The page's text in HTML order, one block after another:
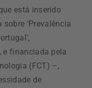
está inserido
‘Prevalência
e financiada pela
(FCT) –,
de